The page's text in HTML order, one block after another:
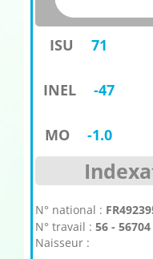
ISU 71
INEL -47
MO -1.0
N° national :
N° travail : 56 - 56704
Naisseur :